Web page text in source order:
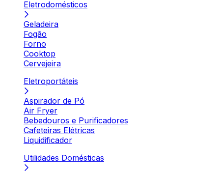
Eletrodomésticos
Geladeira
Fogão
Forno
Cooktop
Cervejeira
Eletroportáteis
Aspirador de Pó
Air Fryer
Bebedouros e Purificadores
Cafeteiras Elétricas
Liquidificador
Utilidades Domésticas